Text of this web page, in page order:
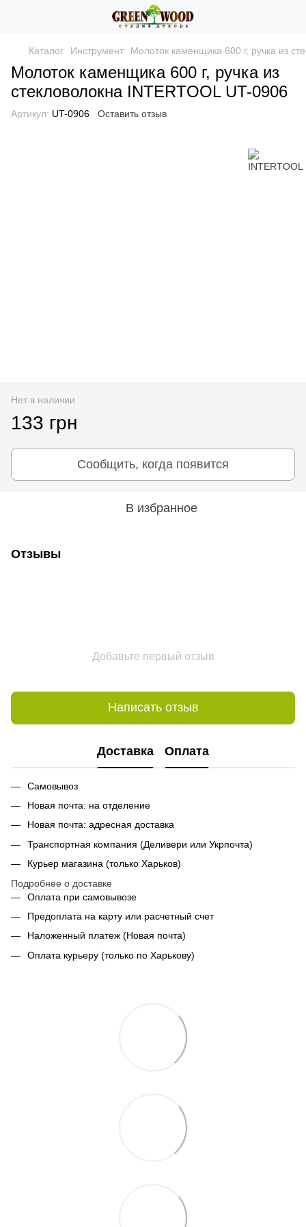
Каталог Инструмент Молоток каменщика 600 г, ручка из
Молоток каменщика 600 г, ручка из
стекловолокна INTERTOOL UT-0906
Артикул: UT-0906 Оставить отзыв
Нет в наличии
133 грн
Сообщить, когда появится
В избранное
Отзывы
Добавьте первый отзыв
Написать отзыв
Доставка Оплата
Самовывоз
Новая почта: на отделение
Новая почта: адресная доставка
Транспортная компания (Деливери или Укрпочта)
Курьер магазина (только Харьков)
Подробнее о доставке
Оплата при самовывозе
Предоплата на карту или расчетный счет
Наложенный платеж (Новая почта)
Оплата курьеру (только по Харькову)